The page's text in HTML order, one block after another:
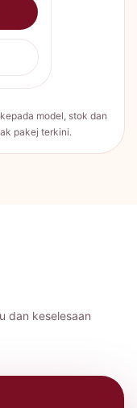
model, stok dan
pakej terkini.
dan keselesaan